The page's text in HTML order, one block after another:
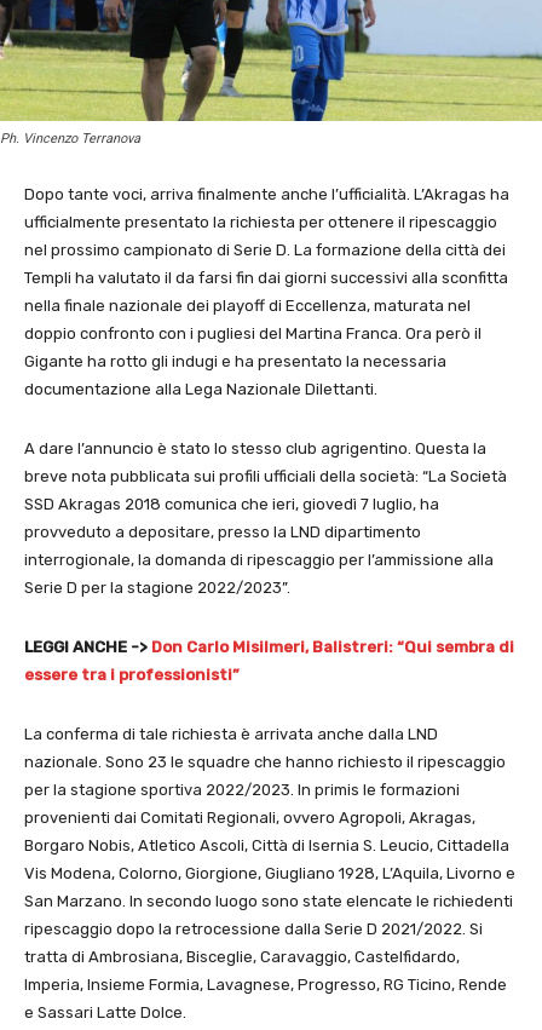
Ph. Vincenzo Terranova
Dopo tante voci, arriva finalmente anche l’ufficialità. L’Akragas ha
ufficialmente presentato la richiesta per ottenere il ripescaggio
nel prossimo campionato di Serie D. La formazione della città dei
Templi ha valutato il da farsi fin dai giorni successivi alla sconfitta
nella finale nazionale dei playoff di Eccellenza, maturata nel
doppio confronto con i pugliesi del Martina Franca. Ora però il
Gigante ha rotto gli indugi e ha presentato la necessaria
documentazione alla Lega Nazionale Dilettanti.
A dare l’annuncio è stato lo stesso club agrigentino. Questa la
breve nota pubblicata sui profili ufficiali della società: “La Società
SSD Akragas 2018 comunica che ieri, giovedì 7 luglio, ha
provveduto a depositare, presso la LND dipartimento
interrogionale, la domanda di ripescaggio per l’ammissione alla
Serie D per la stagione 2022/2023”.
LEGGI ANCHE -> Don Carlo Misilmeri, Balistreri: “Qui sembra di
essere tra i professionisti”
La conferma di tale richiesta è arrivata anche dalla LND
nazionale. Sono 23 le squadre che hanno richiesto il ripescaggio
per la stagione sportiva 2022/2023. In primis le formazioni
provenienti dai Comitati Regionali, ovvero Agropoli, Akragas,
Borgaro Nobis, Atletico Ascoli, Città di Isernia S. Leucio, Cittadella
Vis Modena, Colorno, Giorgione, Giugliano 1928, L’Aquila, Livorno e
San Marzano. In secondo luogo sono state elencate le richiedenti
ripescaggio dopo la retrocessione dalla Serie D 2021/2022. Si
tratta di Ambrosiana, Bisceglie, Caravaggio, Castelfidardo,
Imperia, Insieme Formia, Lavagnese, Progresso, RG Ticino, Rende
e Sassari Latte Dolce.